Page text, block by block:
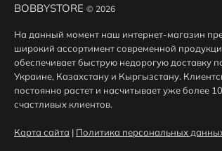
BOBBYSTORE © 2026
На данный момент наш интернет-магазин
широкий ассортимент современной
обеспечивает быструю недорогую доставку
Украине, Казахстану и Кыргызстану.
постоянно растет и насчитывает уже более
счастливых клиентов.
Карта сайта | Политика персональных